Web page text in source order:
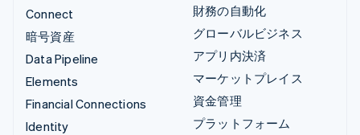
Connect
暗号資産
Data Pipeline
Elements
Financial Connections
Identity
財務の自動化
グローバルビジネス
アプリ内決済
マーケットプレイス
資金管理
プラットフォーム